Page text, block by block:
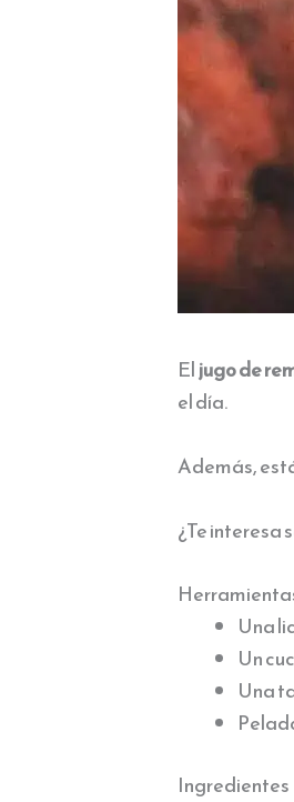
Eljugo de
el día.
Además,
¿Te interesa
Una
Un
Una
Ingredientes